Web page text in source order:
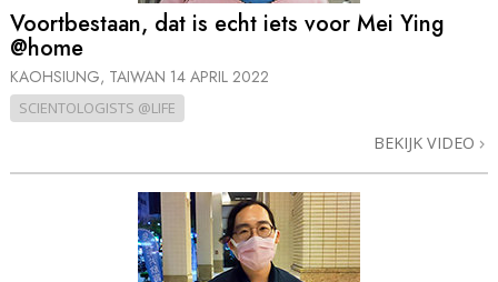
Voortbestaan, dat is echt iets voor Mei Ying
@home
KAOHSIUNG, TAIWAN 14 APRIL 2022
SCIENTOLOGISTS @LIFE
BEKIJK VIDEO